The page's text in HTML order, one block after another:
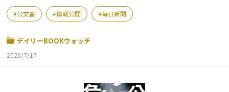
公文書 情報公開 毎日新聞
デイリーBOOKウォッチ
2020/7/17